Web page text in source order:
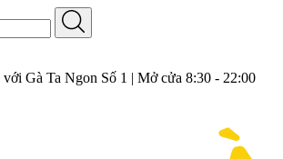
với Gà Ta Ngon Số 1 | Mở cửa 8:30 - 22:00